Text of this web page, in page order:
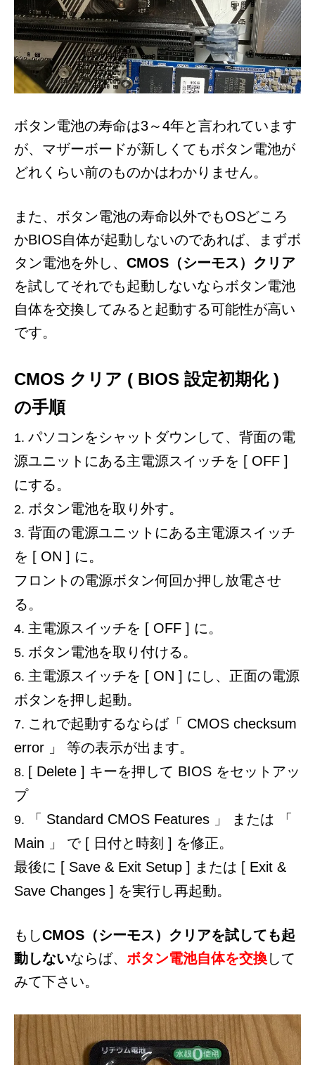
ボタン電池の寿命は3～4年と言われています
が、マザーボードが新しくてもボタン電池が
どれくらい前のものかはわかりません。
また、ボタン電池の寿命以外でもOSどころ
かBIOS自体が起動しないのであれば、まずボ
タン電池を外し、 CMOS（シーモス）クリア
を試してそれでも起動しないならボタン電池
自体を交換してみると起動する可能性が高い
です。
CMOS クリア ( BIOS 設定初期化 )
の手順
パソコンをシャットダウンして、背面の電
源ユニットにある主電源スイッチを [ OFF ]
にする。
ボタン電池を取り外す。
背面の電源ユニットにある主電源スイッチ
を [ ON ] に。
フロントの電源ボタン何回か押し放電させ
る。
主電源スイッチを [ OFF ] に。
ボタン電池を取り付ける。
主電源スイッチを [ ON ] にし、正面の電源
ボタンを押し起動。
これで起動するならば「 CMOS checksum
error 」 等の表示が出ます。
[ Delete ] キーを押して BIOS をセットアッ
プ
「 Standard CMOS Features 」 または 「
Main 」 で [ 日付と時刻 ] を修正。
最後に [ Save & Exit Setup ] または [ Exit &
Save Changes ] を実行し再起動。
もしCMOS（シーモス）クリアを試しても起
動しないならば、 ボタン電池自体を交換して
みて下さい。